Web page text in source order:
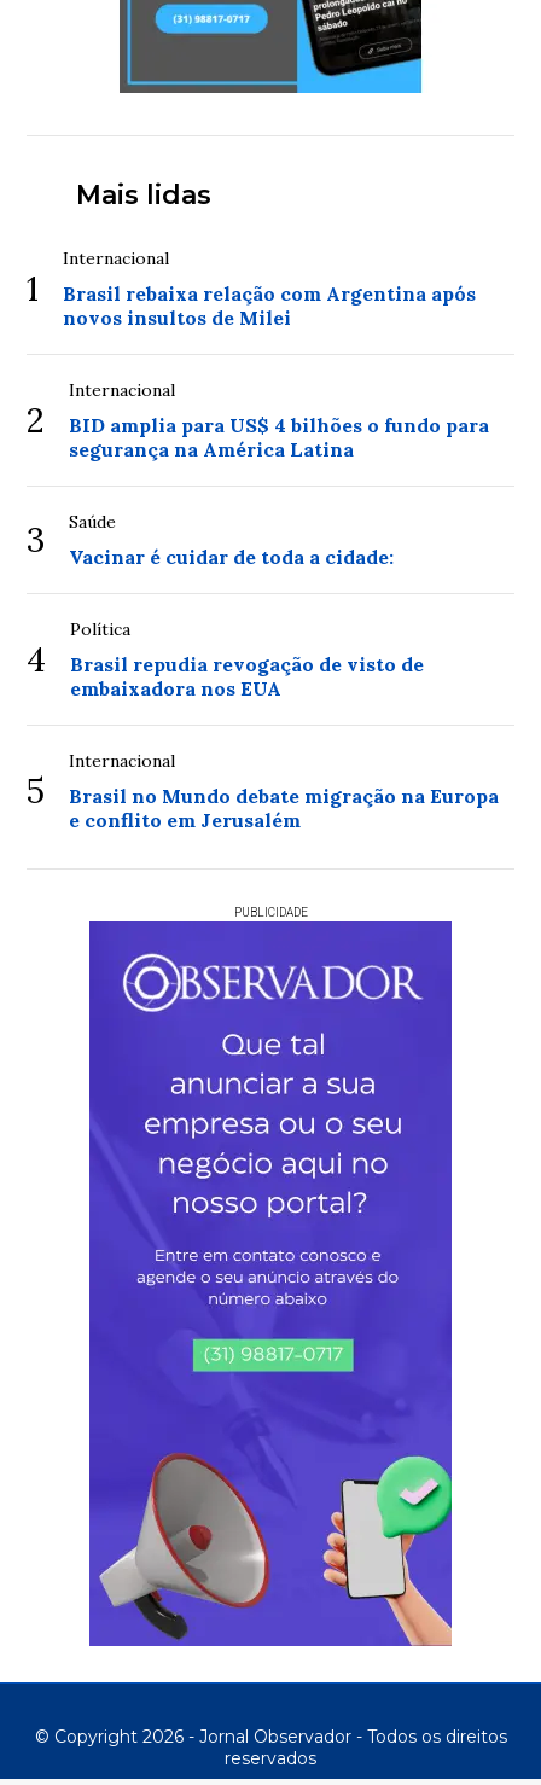
Mais lidas
1
Internacional
Brasil rebaixa relação com Argentina após
novos insultos de Milei
2
Internacional
BID amplia para US$ 4 bilhões o fundo para
segurança na América Latina
3 Saúde
Vacinar é cuidar de toda a cidade:
4
Política
Brasil repudia revogação de visto de
embaixadora nos EUA
5
Internacional
Brasil no Mundo debate migração na Europa
e conflito em Jerusalém
PUBLICIDADE
© Copyright 2026 - Jornal Observador - Todos os direitos
reservados